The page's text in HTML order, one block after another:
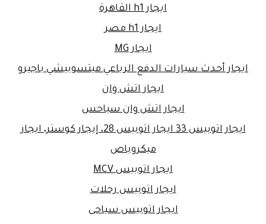
ايجار h1 القاهرة
ايجار h1 مصر
ايجار MG
ايجار أحدث سيارات الدفع الرباعي ميتسوبيشي باجيرو
ايجار اتش وان
ايجار اتش وان سياحس
ايجار اتوبيس 33 ايجار اتوبيس 28، إيجار كوستر، ايجار
ميكروباص
ايجار اتوبيس MCV
ايجار اتوبيس رحلات
ايجار اتوبيس سياحى